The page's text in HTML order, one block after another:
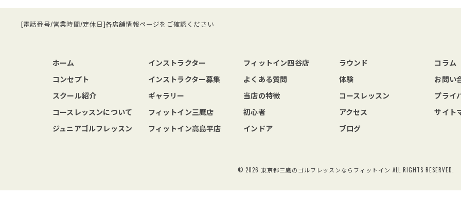
[電話番号/営業時間/定休日]各店舗情報ページをご確認ください
ホーム
コンセプト
スクール紹介
コースレッスンについて
ジュニアゴルフレッスン
インストラクター
インストラクター募集
ギャラリー
フィットイン三鷹店
フィットイン高島平店
フィットイン四谷店
よくある質問
当店の特徴
初心者
インドア
ラウンド
体験
コースレッスン
アクセス
ブログ
コラム
お問い
プライ
サイト
© 2026 東京都三鷹のゴルフレッスンならフィットイン ALL RIGHTS RESERVED.